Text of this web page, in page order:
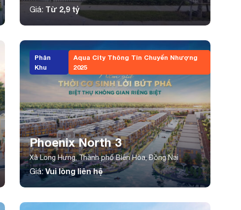
tỉnh Bình Thuận
Giá: Từ 2,9 tỷ
Phân
Khu
Aqua City Thông Tin Chuyển Nhượng
2025
Phoenix North 3
Xã Long Hưng, Thành phố Biên Hòa, Đồng Nai
Giá:Vui lòng liên hệ